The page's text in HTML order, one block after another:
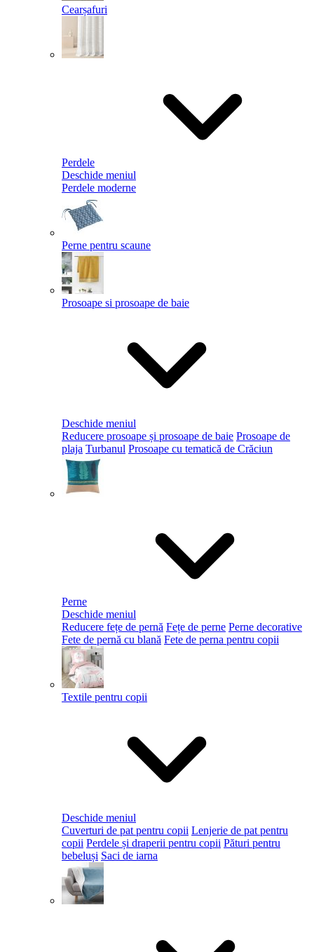
Cearșafuri
Perdele
Deschide meniul
Perdele moderne
Perne pentru scaune
Prosoape si prosoape de baie
Deschide meniul
Reducere prosoape și prosoape de baie Prosoape de
plaja Turbanul Prosoape cu tematică de Crăciun
Perne
Deschide meniul
Reducere fețe de pernă Fețe de perne Perne decorative
Fete de pernă cu blană Fete de perna pentru copii
Textile pentru copii
Deschide meniul
Cuverturi de pat pentru copii Lenjerie de pat pentru
copii Perdele și draperii pentru copii Pături pentru
bebeluși Saci de iarna